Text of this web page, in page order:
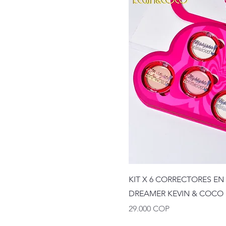
KIT X 6 CORRECTORES
DREAMER KEVIN & COCO
Precio
29.000 COP